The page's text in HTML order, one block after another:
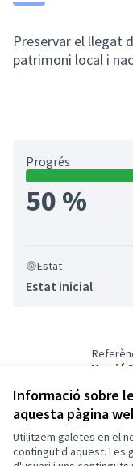
Informació sobre
aquesta pàgina
Utilitzem galetes en el
contingut d'aquest. Les
Preservar el llegat
patrimoni local i
Progrés
50 %
Estat
Estat inicial
Versió 3
Termes i condicions d'ús
Configuració de les
Participa Tiana a X
Participa Tiana a
ParticipaParticipa